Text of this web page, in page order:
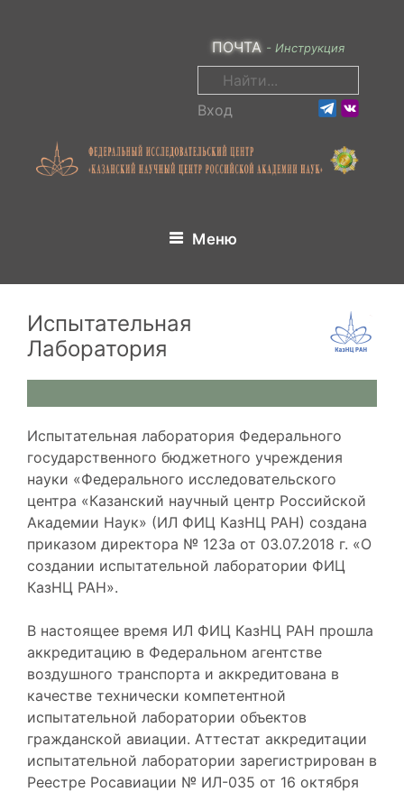
ПОЧТА - Инструкция
Поиск:
Вход
Меню
Испытательная
Лаборатория
Испытательная лаборатория Федерального
государственного бюджетного учреждения
науки «Федерального исследовательского
центра «Казанский научный центр Российской
Академии Наук» (ИЛ ФИЦ КазНЦ РАН) создана
приказом директора № 123а от 03.07.2018 г. «О
создании испытательной лаборатории ФИЦ
КазНЦ РАН».
В настоящее время ИЛ ФИЦ КазНЦ РАН прошла
аккредитацию в Федеральном агентстве
воздушного транспорта и аккредитована в
качестве технически компетентной
испытательной лаборатории объектов
гражданской авиации. Аттестат аккредитации
испытательной лаборатории зарегистрирован в
Реестре Росавиации № ИЛ-035 от 16 октября